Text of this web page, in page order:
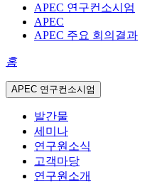
APEC 연구컨소시엄
APEC
APEC 주요 회의결과
홈
APEC 연구컨소시엄
발간물
세미나
연구원소식
고객마당
연구원소개